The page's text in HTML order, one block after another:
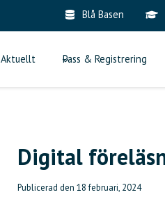
Blå Basen
Aktuellt Pass & Registrering
Digital
Publicerad den 18 februari, 2024